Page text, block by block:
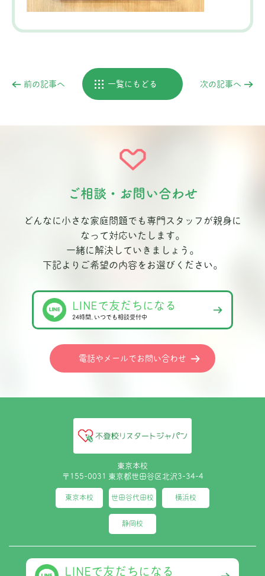
前の記事へ 一覧にもどる 次の記事へ
ご相談・お問い合わせ
どんなに小さな家庭問題でも専門スタッフが親身に
なって対応いたします。
一緒に解決していきましょう。
下記よりご希望の内容をお選びください。
LINEで友だちになる
24時間､いつでも相談受付中
電話やメールでお問い合わせ
東京本校
〒155-0031 東京都世田谷区北沢3-34-4
東京本校 世田谷代田校 横浜校
静岡校
LINEで友だちになる